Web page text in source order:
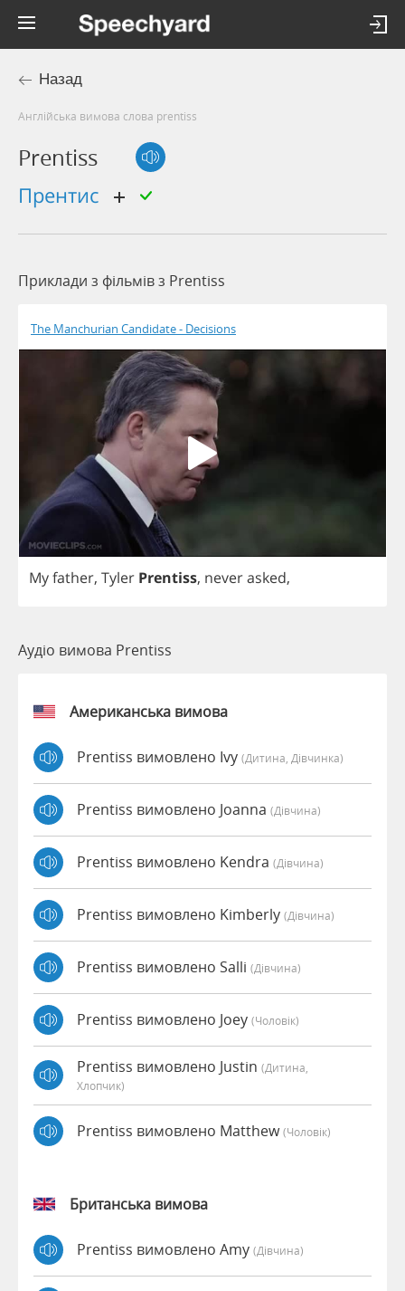
Назад
Англійська вимова слова prentiss
Prentiss
прентис
Приклади з фільмів з Prentiss
The Manchurian Candidate - Decisions
Myfather, Tyler Prentiss, neverasked,
Аудіо вимова Prentiss
Американська вимова
Prentiss вимовлено Ivy (дитина, Дівчинка)
Prentiss вимовлено Joanna (дівчина)
Prentiss вимовлено Kendra (дівчина)
Prentiss вимовлено Kimberly (дівчина)
Prentiss вимовлено Salli (дівчина)
Prentiss вимовлено Joey (чоловік)
Prentiss вимовлено Justin (дитина,
Хлопчик)
Prentiss вимовлено Matthew(чоловік)
Британська вимова
Prentiss вимовлено Amy (дівчина)